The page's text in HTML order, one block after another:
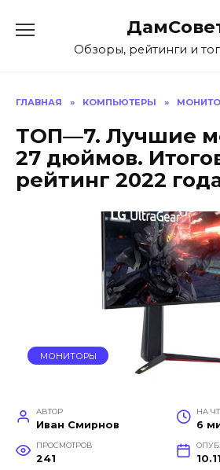
содержаниюОбзоры, рейтинги и
ГЛАВНАЯ » КОМПЬЮТЕРЫ »
ТОП—7. Лучшие
27 дюймов.
рейтинг 2022
МОНИТОРЫ
АВТОР
Иван Смирнов
НА
6
ПРОСМОТРОВ
241